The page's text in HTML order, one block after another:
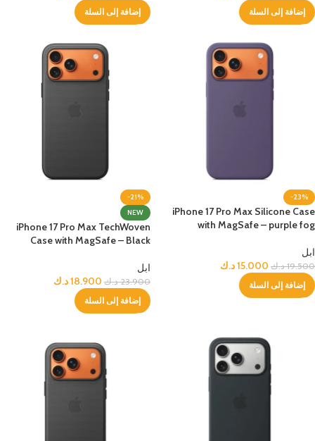
إضافة إلى السلة إضافة إلى السلة
-23%
iPhone 17 Pro Max Silicone Case
with MagSafe – purple fog
ابل
19.500 د.ك 15.000د.ك
إضافة إلى السلة
-21%
NEW
iPhone 17 Pro Max TechWoven
Case with MagSafe – Black
ابل
23.900 د.ك 18.900د.ك
إضافة إلى السلة